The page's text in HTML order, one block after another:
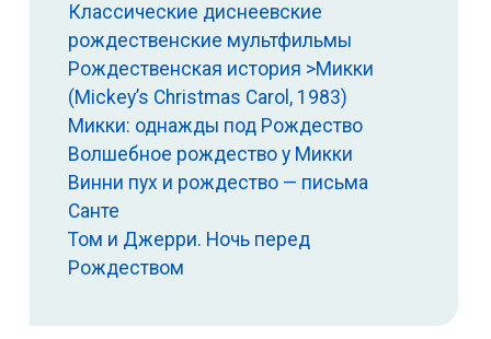
Классические диснеевские
рождественские мультфильмы
Рождественская история >Микки
(Mickey’s Christmas Carol, 1983)
Микки: однажды под Рождество
Волшебное рождество у Микки
Винни пух и рождество — письма
Санте
Том и Джерри. Ночь перед
Рождеством